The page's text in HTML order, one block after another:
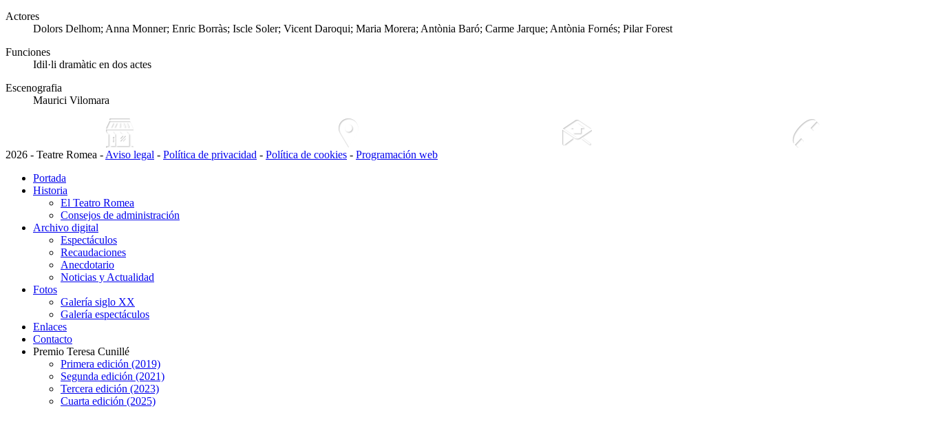
Actores
Dolors Delhom; Anna Monner; Enric Borràs; Iscle Soler; Vicent Daroqui; Maria Morera; Antònia Baró; Carme Jarque; Antònia Fornés; Pilar Forest
Funciones
Idil·li dramàtic en dos actes
Escenografia
Maurici Vilomara
2026 - Teatre Romea - Aviso legal - Política de privacidad - Política de cookies - Programación web
Portada
Historia
El Teatro Romea
Consejos de administración
Archivo digital
Espectáculos
Recaudaciones
Anecdotario
Noticias y Actualidad
Fotos
Galería siglo XX
Galería espectáculos
Enlaces
Contacto
Premio Teresa Cunillé
Primera edición (2019)
Segunda edición (2021)
Tercera edición (2023)
Cuarta edición (2025)